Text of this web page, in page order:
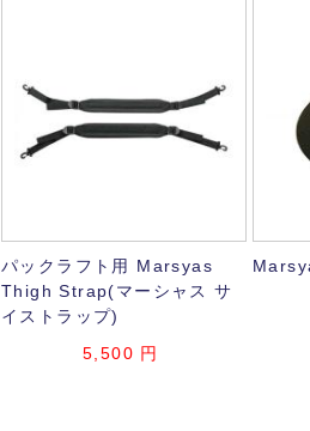
パックラフト用 Marsyas
Thigh Strap(マーシャス サ
イストラップ)
5,500 円